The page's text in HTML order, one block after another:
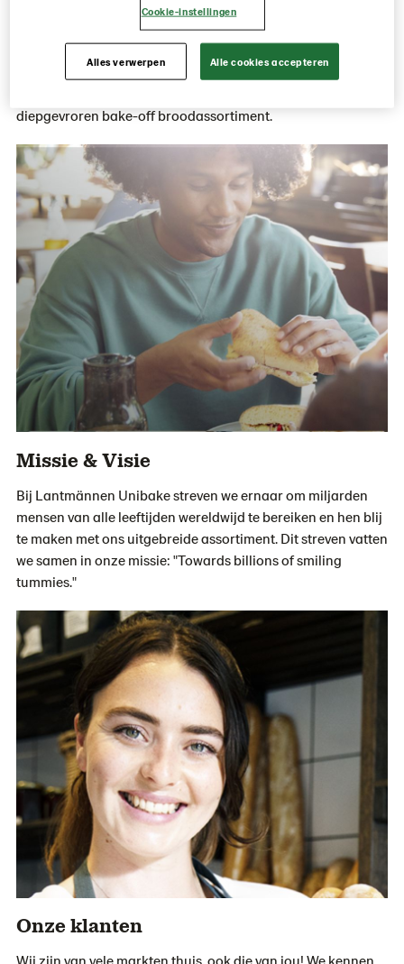
Wie zijn we?
Met meer dan 6.000 medewerkers laten we mensen in meer
diepgevroren bake-off broodassortiment.
Missie & Visie
Bij Lantmännen Unibake streven we ernaar om miljarden
mensen van alle leeftijden wereldwijd te bereiken en hen blij
te maken met ons uitgebreide assortiment. Dit streven vatten
we samen in onze missie: "Towards billions of smiling
tummies."
Onze klanten
Wij zijn van vele markten thuis, ook die van jou! We kennen
Cookie-instellingen
Alles verwerpen Alle cookies accepteren